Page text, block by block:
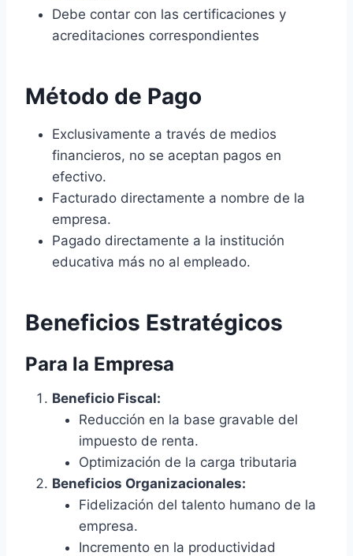
Debe contar con las certificaciones y
acreditaciones correspondientes
Método de Pago
Exclusivamente a través de medios
financieros, no se aceptan pagos en
efectivo.
Facturado directamente a nombre de la
empresa.
Pagado directamente a la institución
educativa más no al empleado.
Beneficios Estratégicos
Para la Empresa
Beneficio Fiscal:
Reducción en la base gravable del
impuesto de renta.
Optimización de la carga tributaria
Beneficios Organizacionales:
Fidelización del talento humano de la
empresa.
Incremento en la productividad